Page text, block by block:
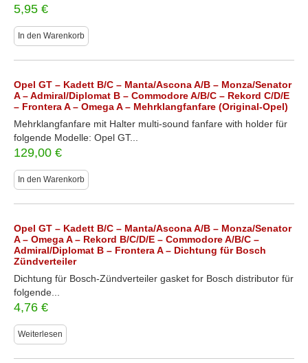
5,95 €
In den Warenkorb
Opel GT – Kadett B/C – Manta/Ascona A/B – Monza/Senator
A – Admiral/Diplomat B – Commodore A/B/C – Rekord C/D/E
– Frontera A – Omega A – Mehrklangfanfare (Original-Opel)
Mehrklangfanfare mit Halter multi-sound fanfare with holder für
folgende Modelle: Opel GT...
129,00 €
In den Warenkorb
Opel GT – Kadett B/C – Manta/Ascona A/B – Monza/Senator
A – Omega A – Rekord B/C/D/E – Commodore A/B/C –
Admiral/Diplomat B – Frontera A – Dichtung für Bosch
Zündverteiler
Dichtung für Bosch-Zündverteiler gasket for Bosch distributor für
folgende...
4,76 €
Weiterlesen